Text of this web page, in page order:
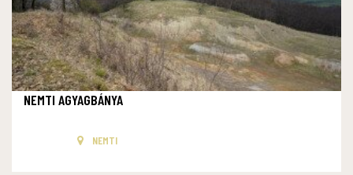
NEMTI AGYAGBÁNYA
NEMTI